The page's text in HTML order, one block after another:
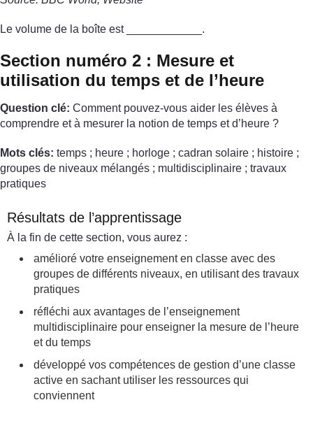
Le volume de la boîte est ____________.
Section numéro 2 : Mesure et
utilisation du temps et de l’heure
Question clé: Comment pouvez-vous aider les élèves à
comprendre et à mesurer la notion de temps et d’heure ?
Mots clés: temps ; heure ; horloge ; cadran solaire ; histoire ;
groupes de niveaux mélangés ; multidisciplinaire ; travaux
pratiques
Résultats de l’apprentissage
À la fin de cette section, vous aurez :
amélioré votre enseignement en classe avec des
groupes de différents niveaux, en utilisant des travaux
pratiques
réfléchi aux avantages de l’enseignement
multidisciplinaire pour enseigner la mesure de l’heure
et du temps
développé vos compétences de gestion d’une classe
active en sachant utiliser les ressources qui
conviennent